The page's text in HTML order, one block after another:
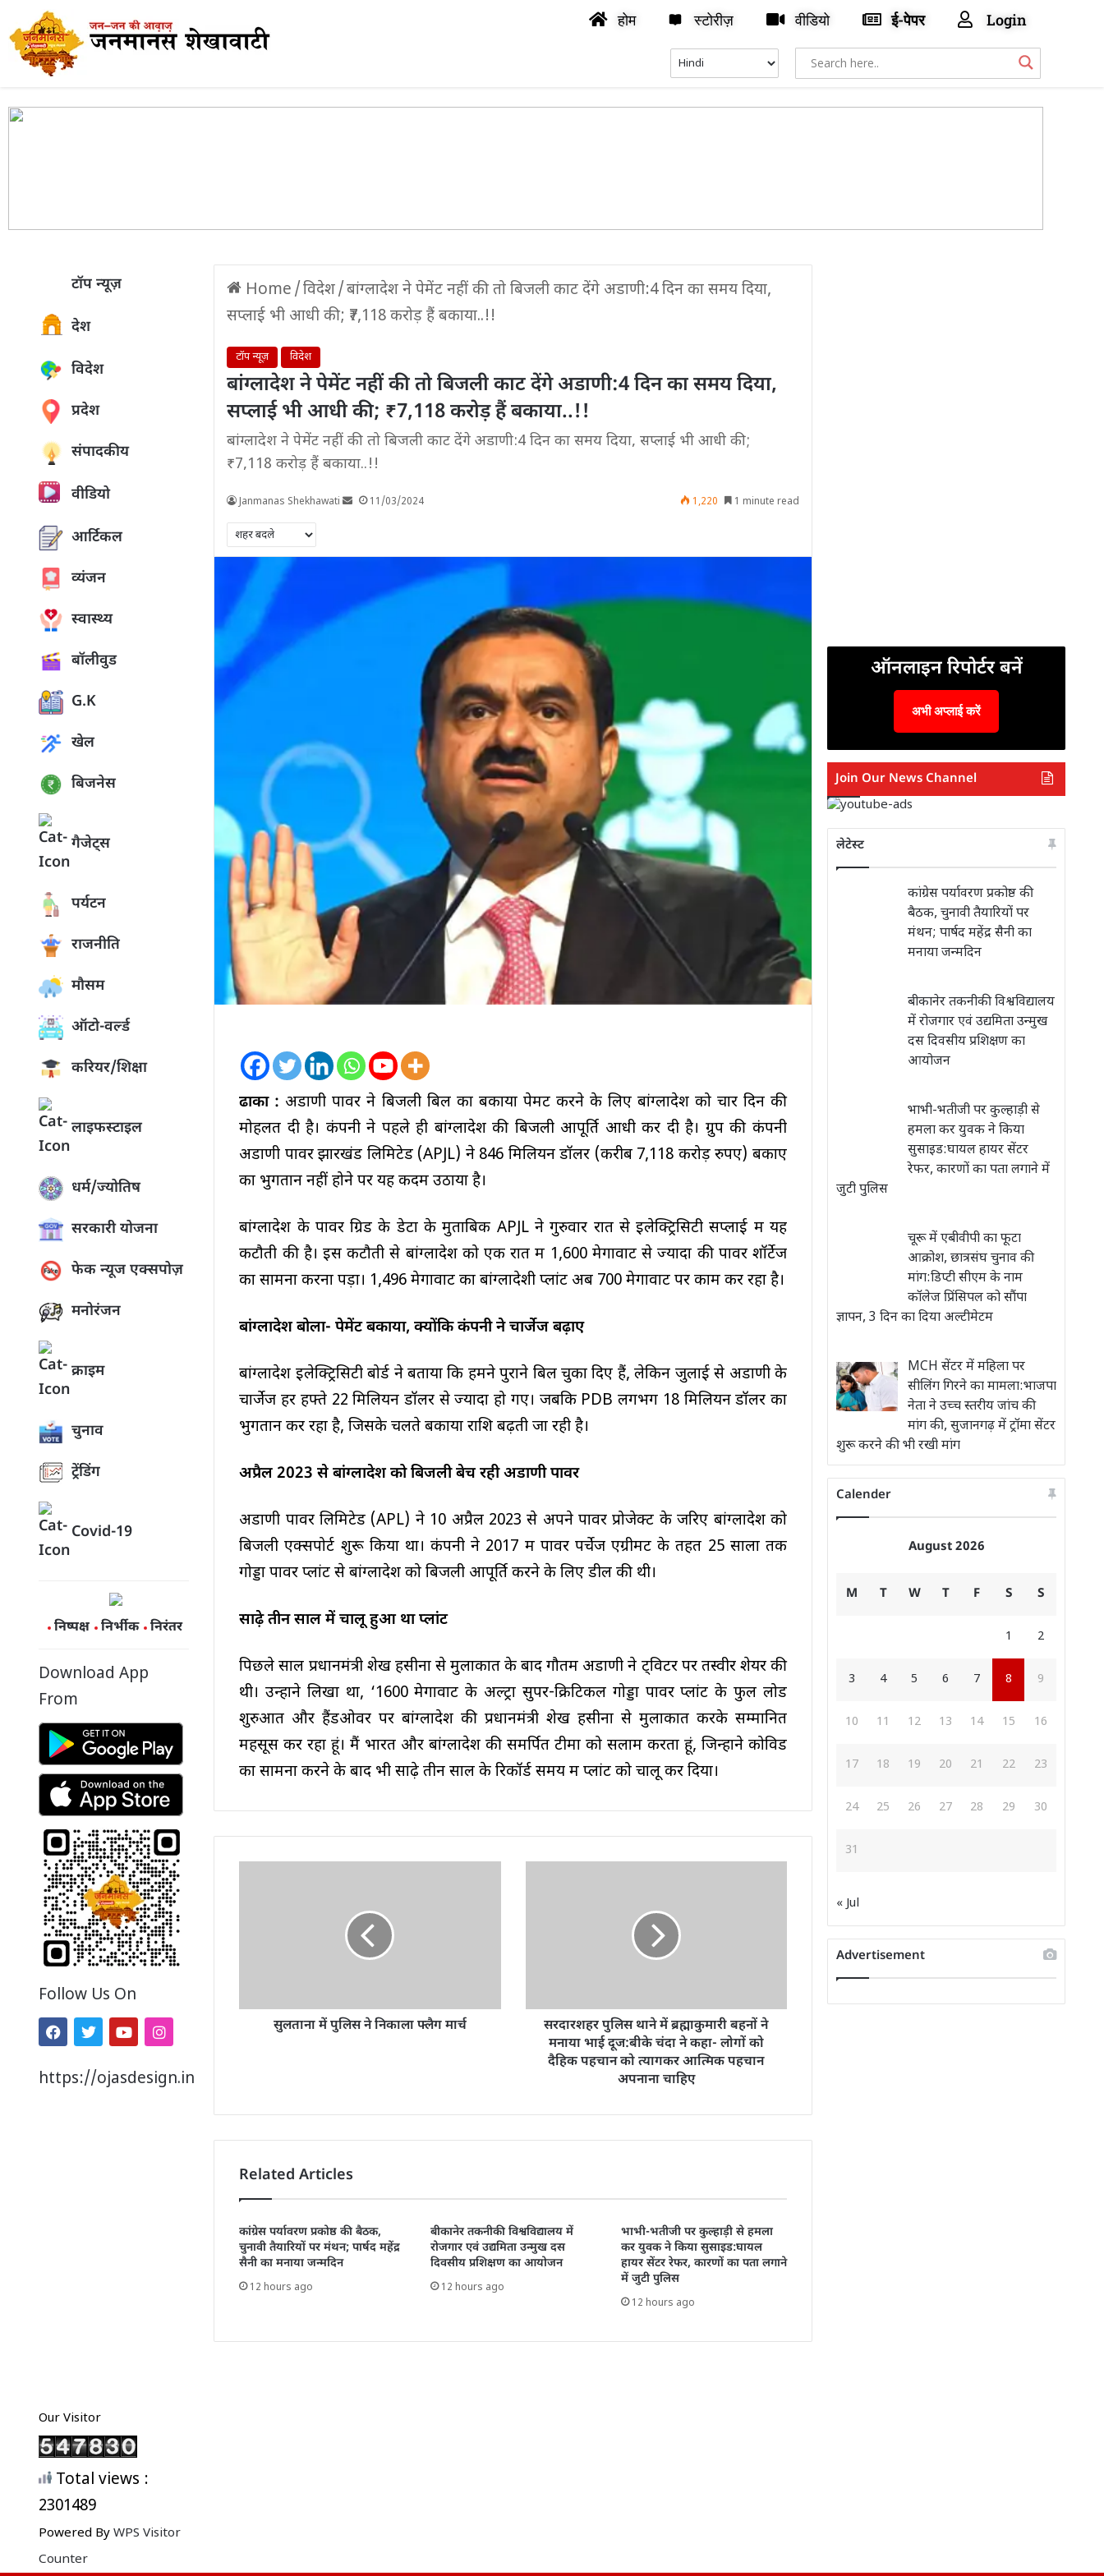
होम स्टोरीज़ वीडियो ई-पेपर Login
टॉप न्यूज़
देश
विदेश
प्रदेश
संपादकीय
वीडियो
आर्टिकल
व्यंजन
स्वास्थ्य
बॉलीवुड
G.K
खेल
बिजनेस
गैजेट्स
पर्यटन
राजनीति
मौसम
ऑटो-वर्ल्ड
करियर/शिक्षा
लाइफस्टाइल
धर्म/ज्योतिष
सरकारी योजना
फेक न्यूज एक्सपोज़
मनोरंजन
क्राइम
चुनाव
ट्रेंडिंग
Covid-19
निष्पक्ष निर्भीक निरंतर
Download App
From
Follow Us On
https://ojasdesign.in
Our Visitor
Total views :
2301489
Powered By WPS Visitor
Counter
Home /विदेश/बांग्लादेश ने पेमेंट नहीं की तो बिजली काट देंगे अडाणी:4 दिन का समय दिया,
सप्लाई भी आधी की; ₹7,118 करोड़ हैं बकाया..!!
टॉप न्यूज़ विदेश
बांग्लादेश ने पेमेंट नहीं की तो बिजली काट देंगे अडाणी:4 दिन का समय दिया,
सप्लाई भी आधी की; ₹7,118 करोड़ हैं बकाया..!!
बांग्लादेश ने पेमेंट नहीं की तो बिजली काट देंगे अडाणी:4 दिन का समय दिया, सप्लाई भी आधी की;
₹7,118 करोड़ हैं बकाया..!!
Janmanas Shekhawati 11/03/2024 1,220 1 minute read
ढाका : अडाणी पावर ने बिजली बिल का बकाया पेमेंट करने के लिए बांग्लादेश को चार दिन की
मोहलत दी है। कंपनी ने पहले ही बांग्लादेश की बिजली आपूर्ति आधी कर दी है। ग्रुप की कंपनी
अडाणी पावर झारखंड लिमिटेड (APJL) ने 846 मिलियन डॉलर (करीब 7,118 करोड़ रुपए) बकाए
का भुगतान नहीं होने पर यह कदम उठाया है।
बांग्लादेश के पावर ग्रिड के डेटा के मुताबिक APJL ने गुरुवार रात से इलेक्ट्रिसिटी सप्लाई में यह
कटौती की है। इस कटौती से बांग्लादेश को एक रात में 1,600 मेगावाट से ज्यादा की पावर शॉर्टेज
का सामना करना पड़ा। 1,496 मेगावाट का बांग्लादेशी प्लांट अब 700 मेगावाट पर काम कर रहा है।
बांग्लादेश बोला- पेमेंट बकाया, क्योंकि कंपनी ने चार्जेज बढ़ाए
बांग्लादेश इलेक्ट्रिसिटी बोर्ड ने बताया कि हमने पुराने बिल चुका दिए हैं, लेकिन जुलाई से अडाणी के
चार्जेज हर हफ्ते 22 मिलियन डॉलर से ज्यादा हो गए। जबकि PDB लगभग 18 मिलियन डॉलर का
भुगतान कर रहा है, जिसके चलते बकाया राशि बढ़ती जा रही है।
अप्रैल 2023 से बांग्लादेश को बिजली बेच रही अडाणी पावर
अडाणी पावर लिमिटेड (APL) ने 10 अप्रैल 2023 से अपने पावर प्रोजेक्ट के जरिए बांग्लादेश को
बिजली एक्सपोर्ट शुरू किया था। कंपनी ने 2017 में पावर पर्चेज एग्रीमेंट के तहत 25 सालों तक
गोड्डा पावर प्लांट से बांग्लादेश को बिजली आपूर्ति करने के लिए डील की थी।
साढ़े तीन साल में चालू हुआ था प्लांट
पिछले साल प्रधानमंत्री शेख हसीना से मुलाकात के बाद गौतम अडाणी ने ट्विटर पर तस्वीर शेयर की
थी। उन्होंने लिखा था, ‘1600 मेगावाट के अल्ट्रा सुपर-क्रिटिकल गोड्डा पावर प्लांट के फुल लोड
शुरुआत और हैंडओवर पर बांग्लादेश की प्रधानमंत्री शेख हसीना से मुलाकात करके सम्मानित
महसूस कर रहा हूं। मैं भारत और बांग्लादेश की समर्पित टीमों को सलाम करता हूं, जिन्होंने कोविड
का सामना करने के बाद भी साढ़े तीन साल के रिकॉर्ड समय में प्लांट को चालू कर दिया।
सुलताना में पुलिस ने निकाला फ्लैग मार्च
सरदारशहर पुलिस थाने में ब्रह्माकुमारी बहनों ने
मनाया भाई दूज:बीके चंदा ने कहा- लोगों को
दैहिक पहचान को त्यागकर आत्मिक पहचान
अपनाना चाहिए
Related Articles
कांग्रेस पर्यावरण प्रकोष्ठ की बैठक,
चुनावी तैयारियों पर मंथन; पार्षद महेंद्र
सैनी का मनाया जन्मदिन
12 hours ago
बीकानेर तकनीकी विश्वविद्यालय में
रोजगार एवं उद्यमिता उन्मुख दस
दिवसीय प्रशिक्षण का आयोजन
12 hours ago
भाभी-भतीजी पर कुल्हाड़ी से हमला
कर युवक ने किया सुसाइड:घायल
हायर सेंटर रेफर, कारणों का पता लगाने
में जुटी पुलिस
12 hours ago
ऑनलाइन रिपोर्टर बनें
अभी अप्लाई करें
Join Our News Channel
लेटेस्ट
कांग्रेस पर्यावरण प्रकोष्ठ की
बैठक, चुनावी तैयारियों पर
मंथन; पार्षद महेंद्र सैनी का
मनाया जन्मदिन
बीकानेर तकनीकी विश्वविद्यालय
में रोजगार एवं उद्यमिता उन्मुख
दस दिवसीय प्रशिक्षण का
आयोजन
भाभी-भतीजी पर कुल्हाड़ी से
हमला कर युवक ने किया
सुसाइड:घायल हायर सेंटर
रेफर, कारणों का पता लगाने में
जुटी पुलिस
चूरू में एबीवीपी का फूटा
आक्रोश, छात्रसंघ चुनाव की
मांग:डिप्टी सीएम के नाम
कॉलेज प्रिंसिपल को सौंपा
ज्ञापन, 3 दिन का दिया अल्टीमेटम
MCH सेंटर में महिला पर
सीलिंग गिरने का मामला:भाजपा
नेता ने उच्च स्तरीय जांच की
मांग की, सुजानगढ़ में ट्रॉमा सेंटर
शुरू करने की भी रखी मांग
Calender
August 2026
M T W T F S S
1 2
3 4 5 6 7 8 9
10 11 12 13 14 15 16
17 18 19 20 21 22 23
24 25 26 27 28 29 30
31
« Jul
Advertisement